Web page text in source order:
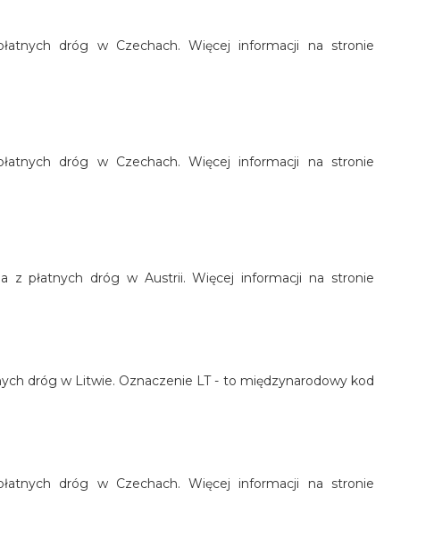
dróg w Czechach. Więcej informacji na stronie
dróg w Czechach. Więcej informacji na stronie
z płatnych dróg w Austrii. Więcej informacji na stronie
dróg w Litwie. Oznaczenie LT - to międzynarodowy kod
dróg w Czechach. Więcej informacji na stronie